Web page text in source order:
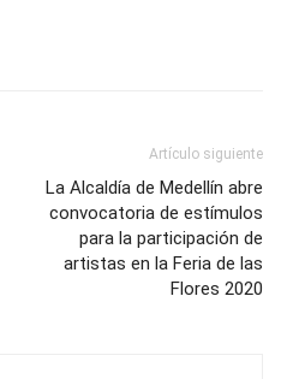
Artículo siguiente
La Alcaldía de Medellín abre
convocatoria de estímulos
para la participación de
artistas en la Feria de las
Flores 2020